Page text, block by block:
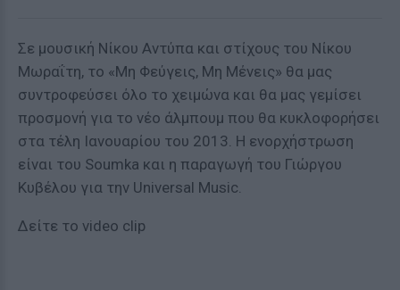
Σε μουσική Νίκου Αντύπα και στίχους του Νίκου
Μωραΐτη, το «Μη Φεύγεις, Μη Μένεις» θα μας
συντροφεύσει όλο το χειμώνα και θα μας γεμίσει
προσμονή για το νέο άλμπουμ που θα κυκλοφορήσει
στα τέλη Ιανουαρίου του 2013. Η ενορχήστρωση
είναι του Soumka και η παραγωγή του Γιώργου
Κυβέλου για την Universal Music.
Δείτε το video clip